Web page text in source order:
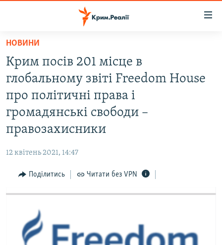
Перейти
основного
матеріалу
до
основної
навігації
Перейти
до
ВОДА.КРИМ
ВІДЕО ТА ФОТО
БЛОГИ
ВСЕ ЗА ДЕНЬ
СПЕЦПРОЕКТИ
ДЕПОРТАЦІЯ
ВІДЕОУРОКИ «ELIFBE»
ЯК ОБІЙТИ БЛОКУВАННЯ
Русский
НОВИНИ
Крим посів 201 місце в
глобальному звіті Freedom House
про політичні права і
громадянські свободи –
правозахисники
12 квітень 2021, 14:47
Поділитись Читати без VPN